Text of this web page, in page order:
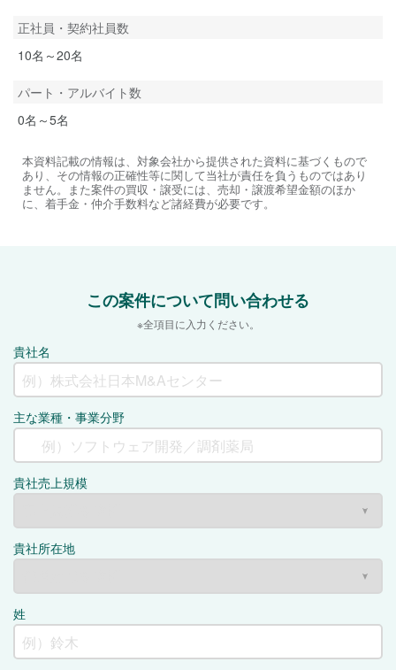
正社員・契約社員数
10名～20名
パート・アルバイト数
0名～5名
本資料記載の情報は、対象会社から提供された資料に基づくもので
あり、その情報の正確性等に関して当社が責任を負うものではあり
ません。また案件の買収・譲受には、売却・譲渡希望金額のほか
に、着手金・仲介手数料など諸経費が必要です。